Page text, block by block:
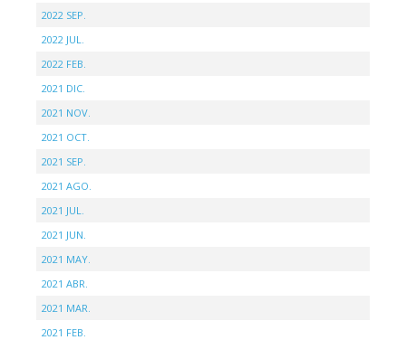
2022 SEP.
2022 JUL.
2022 FEB.
2021 DIC.
2021 NOV.
2021 OCT.
2021 SEP.
2021 AGO.
2021 JUL.
2021 JUN.
2021 MAY.
2021 ABR.
2021 MAR.
2021 FEB.